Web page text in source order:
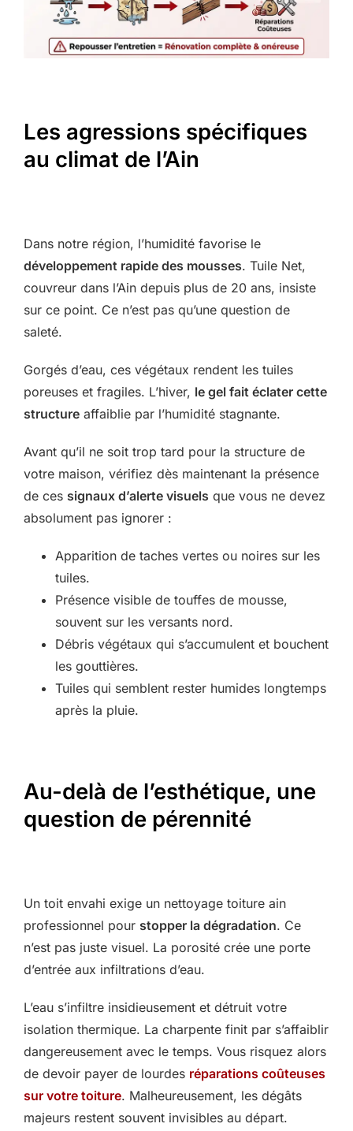
Les agressions spécifiques
au climat de l’Ain
Dans notre région, l’humidité favorise le
développement rapide des mousses. Tuile Net,
couvreur dans l’Ain depuis plus de 20 ans, insiste
sur ce point. Ce n’est pas qu’une question de
saleté.
Gorgés d’eau, ces végétaux rendent les tuiles
poreuses et fragiles. L’hiver, le gel fait éclater cette
structure affaiblie par l’humidité stagnante.
Avant qu’il ne soit trop tard pour la structure de
votre maison, vérifiez dès maintenant la présence
de ces signaux d’alerte visuels que vous ne devez
absolument pas ignorer :
Apparition de taches vertes ou noires sur les
tuiles.
Présence visible de touffes de mousse,
souvent sur les versants nord.
Débris végétaux qui s’accumulent et bouchent
les gouttières.
Tuiles qui semblent rester humides longtemps
après la pluie.
Au-delà de l’esthétique, une
question de pérennité
Un toit envahi exige un nettoyage toiture ain
professionnel pour stopper la dégradation. Ce
n’est pas juste visuel. La porosité crée une porte
d’entrée aux infiltrations d’eau.
L’eau s’infiltre insidieusement et détruit votre
isolation thermique. La charpente finit par s’affaiblir
dangereusement avec le temps. Vous risquez alors
de devoir payer de lourdes réparations coûteuses
sur votre toiture. Malheureusement, les dégâts
majeurs restent souvent invisibles au départ.